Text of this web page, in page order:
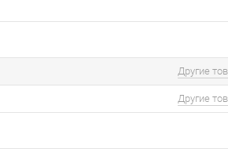
Другие
Другие